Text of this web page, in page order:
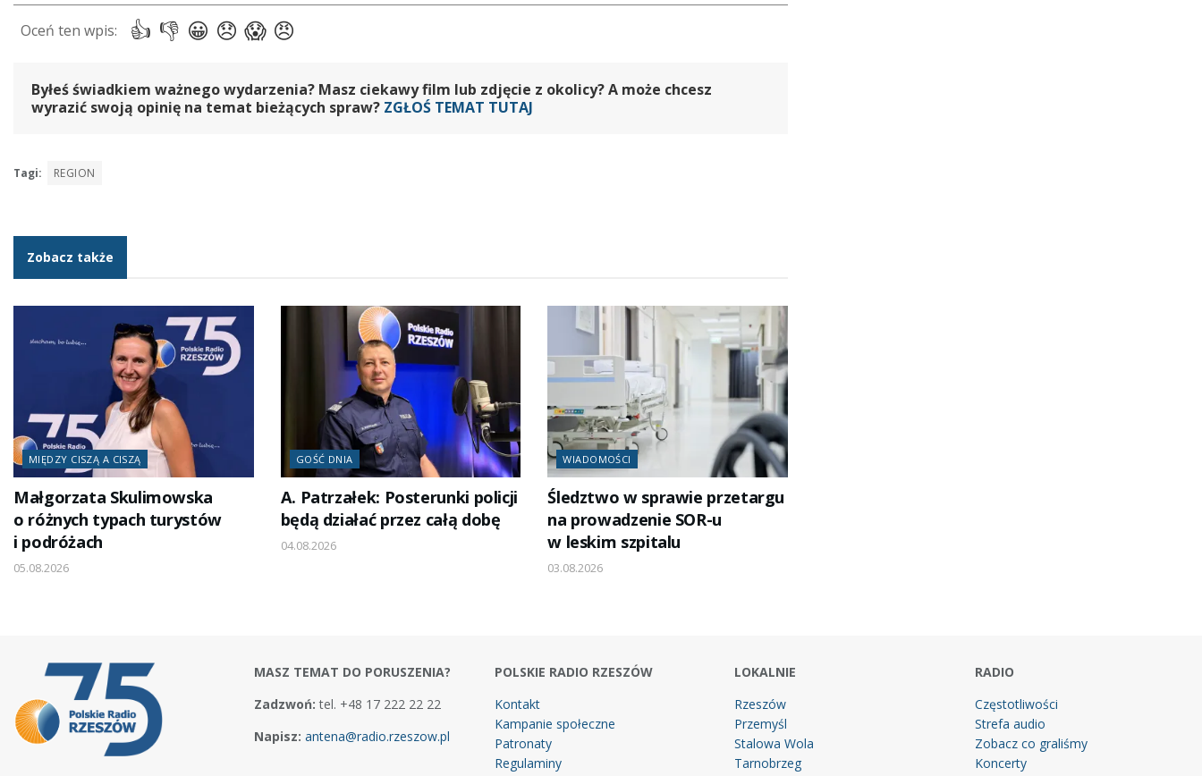
Byłeś świadkiem ważnego wydarzenia? Masz ciekawy film lub zdjęcie z okolicy? A może chcesz
wyrazić swoją opinię na temat bieżących spraw? ZGŁOŚ TEMAT TUTAJ
Tagi: REGION
Zobacz także
MIĘDZY CISZĄ A CISZĄ
Małgorzata Skulimowska
o różnych typach turystów
i podróżach
05.08.2026
GOŚĆ DNIA
A. Patrzałek: Posterunki policji
będą działać przez całą dobę
04.08.2026
WIADOMOŚCI
Śledztwo w sprawie przetargu
na prowadzenie SOR-u
w leskim szpitalu
03.08.2026
MASZ TEMAT DO PORUSZENIA?
Zadzwoń: tel. +48 17 222 22 22
Napisz: antena@radio.rzeszow.pl
POLSKIE RADIO RZESZÓW
Kontakt
Kampanie społeczne
Patronaty
Regulaminy
LOKALNIE
Rzeszów
Przemyśl
Stalowa Wola
Tarnobrzeg
RADIO
Częstotliwości
Strefa audio
Zobacz co graliśmy
Koncerty